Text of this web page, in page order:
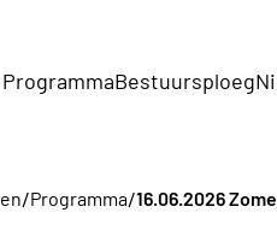
ProgrammaBestuursploeg
/Programma/16.06.2026